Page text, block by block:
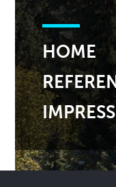
HOME